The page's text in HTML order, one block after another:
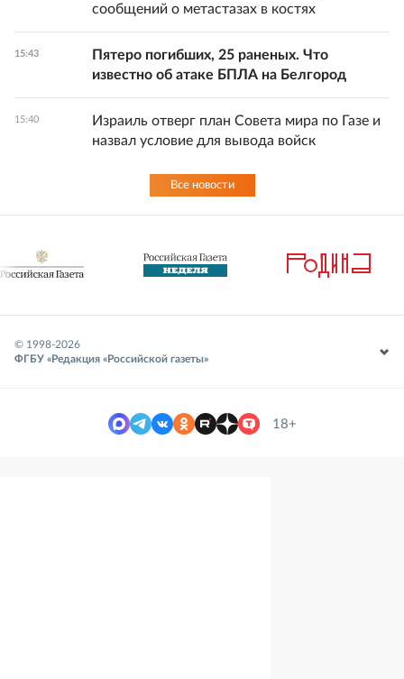
сообщений о метастазах в костях
15:43
Пятеро погибших, 25 раненых. Что
известно об атаке БПЛА на Белгород
15:40
Израиль отверг план Совета мира по Газе и
назвал условие для вывода войск
Все новости
© 1998-2026
ФГБУ «Редакция «Российской газеты»
18+